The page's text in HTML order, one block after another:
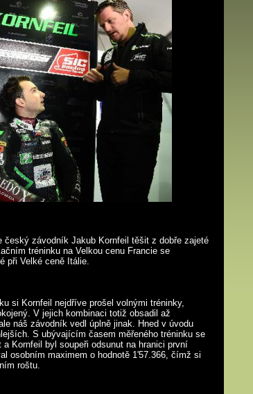
český závodník Jakub Kornfeil těšit z dobře zajeté
tréninku na Velkou cenu Francie se
při Velké ceně Itálie.
si Kornfeil nejdříve prošel volnými tréninky,
V jejich kombinaci totiž obsadil až
náš závodník vedl úplně jinak. Hned v úvodu
S ubývajícím časem měřeného tréninku se
Kornfeil byl soupeři odsunut na hranici první
osobním maximem o hodnotě 1'57.366, čímž si
roštu.